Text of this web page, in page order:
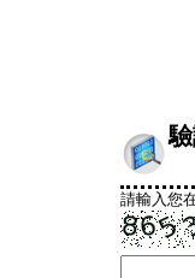
請輸入您